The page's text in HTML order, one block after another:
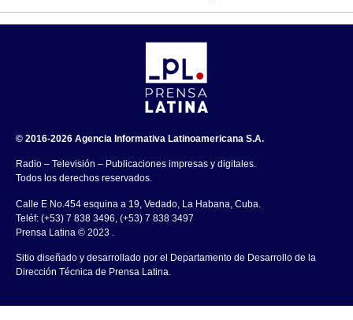
© 2016-2026 Agencia Informativa Latinoamericana S.A.
Radio – Televisión – Publicaciones impresas y digitales.
Todos los derechos reservados.
Calle E No.454 esquina a 19, Vedado, La Habana, Cuba.
Teléf: (+53) 7 838 3496, (+53) 7 838 3497
Prensa Latina © 2023 .
Sitio diseñado y desarrollado por el Departamento de Desarrollo de la
Dirección Técnica de Prensa Latina.